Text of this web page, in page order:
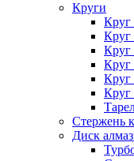
Круги
Круг
Круг
Круг
Круг
Круг
Круг
Стержень
Диск